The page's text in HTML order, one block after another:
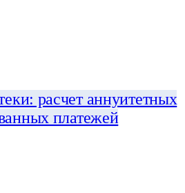
расчет аннуитетных
платежей